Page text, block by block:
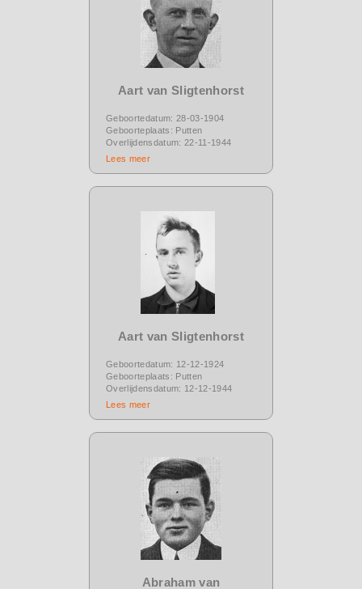
Aart van Sligtenhorst
Geboortedatum: 28-03-1904
Geboorteplaats: Putten
Overlijdensdatum: 22-11-1944
Lees meer
Aart van Sligtenhorst
Geboortedatum: 12-12-1924
Geboorteplaats: Putten
Overlijdensdatum: 12-12-1944
Lees meer
Abraham van